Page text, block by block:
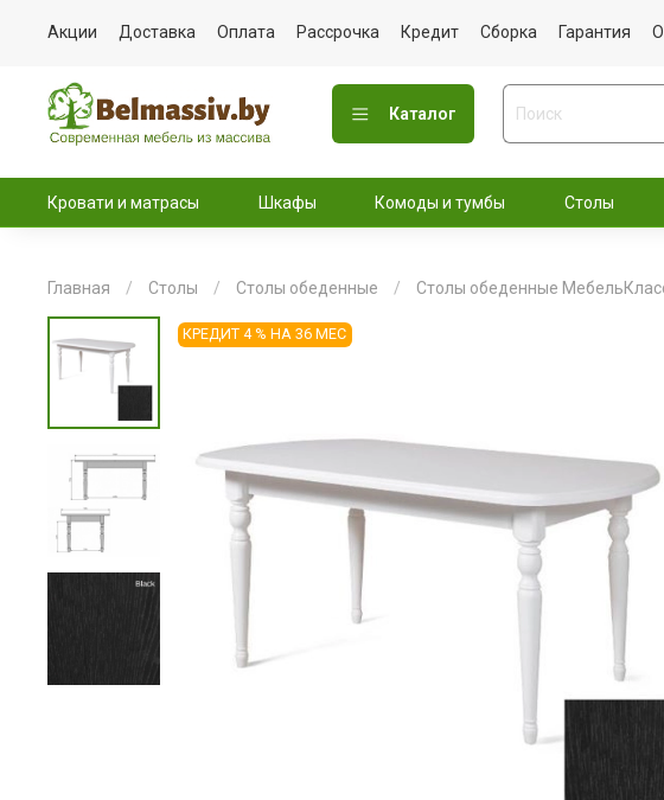
Акции Доставка Оплата Рассрочка Кредит Сборка Гарантия
Каталог
Кровати и матрасы Шкафы Комоды и тумбы Столы
Главная Столы Столы обеденные Столы обеденные
КРЕДИТ 4 % НА 36 МЕС